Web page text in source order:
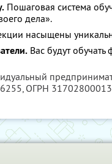
Пошаговая система
дела».
насыщены
Вас будут
, ОГРН